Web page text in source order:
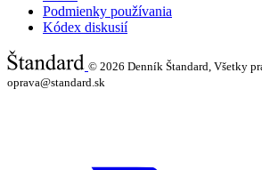
Podmienky používania
Kódex diskusií
© 2026 Denník Štandard, Všetky
oprava@standard.sk